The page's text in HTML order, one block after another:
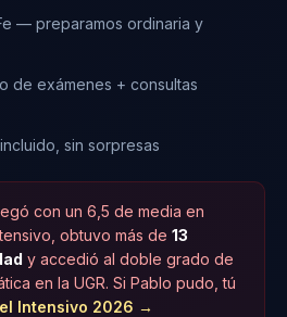
de Empresas
— preparamos ordinaria y
de exámenes + consultas
sin sorpresas
con un 6,5 de media en
obtuvo más de 13
y accedió al doble grado de
en la UGR. Si Pablo pudo, tú
Intensivo 2026 →